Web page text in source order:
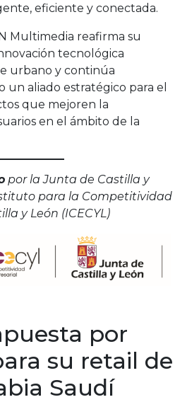
eficiente y conectada.
Multimedia reafirma su
tecnológica
urbano y continúa
un aliado estratégico para el
que mejoren la
en el ámbito de la
por la Junta de Castilla y
para la Competitividad
y León (ICECYL)
por
su retail de
Saudí